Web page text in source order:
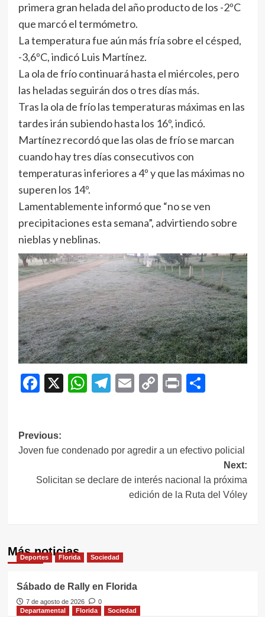
primera gran helada del año producto de los -2ºC
que marcó el termómetro.
La temperatura fue aún más fría sobre el césped,
-3,6ºC, indicó Luis Martínez.
La ola de frío continuará hasta el miércoles, pero
las heladas seguirán dos o tres días más.
Tras la ola de frío las temperaturas máximas en las
tardes irán subiendo hasta los 16º, indicó.
Martínez recordó que las olas de frío se marcan
cuando hay tres días consecutivos con
temperaturas inferiores a 4º y que las máximas no
superen los 14º.
Lamentablemente informó que “no se ven
precipitaciones esta semana”, advirtiendo sobre
nieblas y neblinas.
Facebook
X WhatsApp
Telegram
EmailCopy
Print
Navegación
de
entradas
Previous:
Joven fue condenado por agredir a un efectivo policial
Next:
Solicitan se declare de interés nacional la próxima
edición de la Ruta del Vóley
Más noticias
Deportes Florida Sociedad
Sábado de Rally en Florida
7 de agosto de 2026
0
Departamental
Florida Sociedad